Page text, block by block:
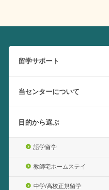
留学サポート
当センターについて
目的から選ぶ
語学留学
教師宅ホームステイ
中学/高校正規留学